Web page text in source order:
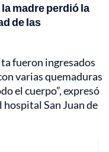
la madre perdió la
de las
fueron ingresados
varias quemaduras
el cuerpo”, expresó
San Juan de